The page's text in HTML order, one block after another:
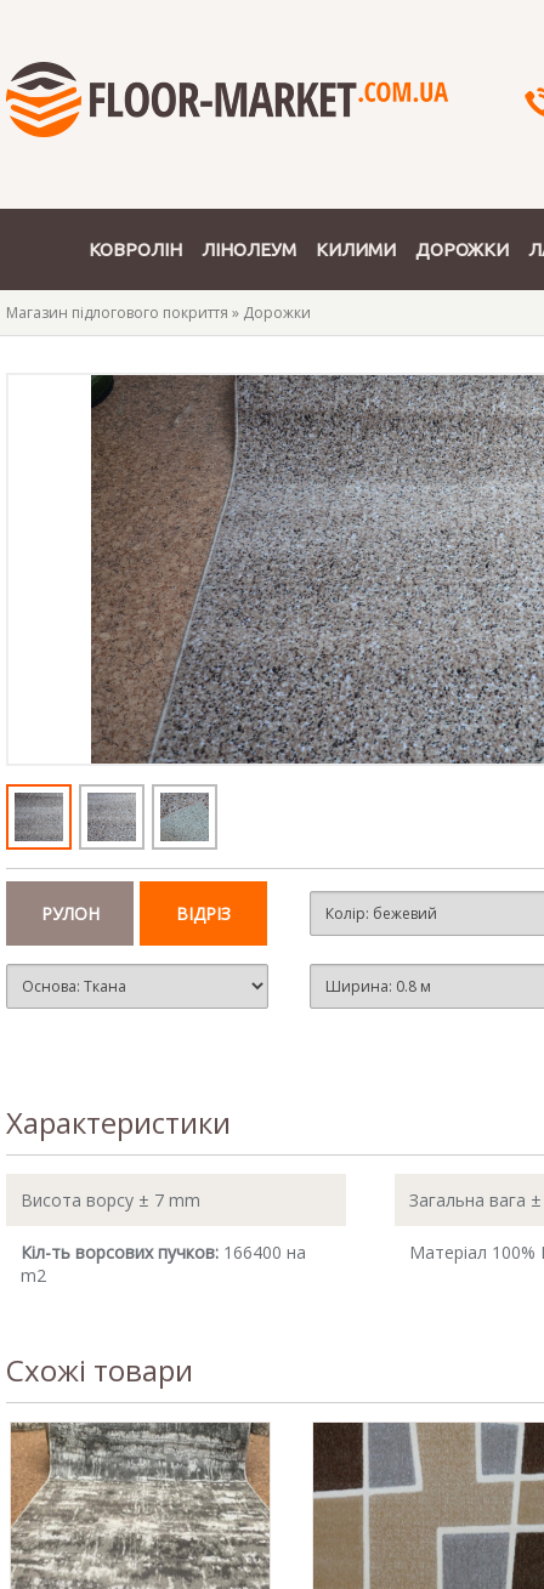
КОВРОЛІН ЛІНОЛЕУМ КИЛИМИ ДОРОЖКИ
Магазин підлогового покриття » Дорожки
РУЛОН ВІДРІЗ
Характеристики
Висота ворсу ± 7 mm Загальна вага
Кіл-ть ворсових пучков: 166400 на
m2
Матеріал 100%
Схожі товари